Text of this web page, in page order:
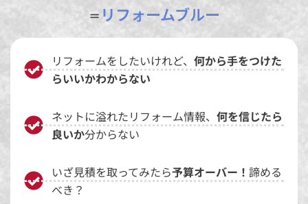
＝ リフォームブルー
リフォームをしたいけれど、 何から手をつけた
らいいかわからない
ネットに溢れたリフォーム情報、 何を信じたら
良いか分からない
いざ見積を取ってみたら予算オーバー！ 諦める
べき？